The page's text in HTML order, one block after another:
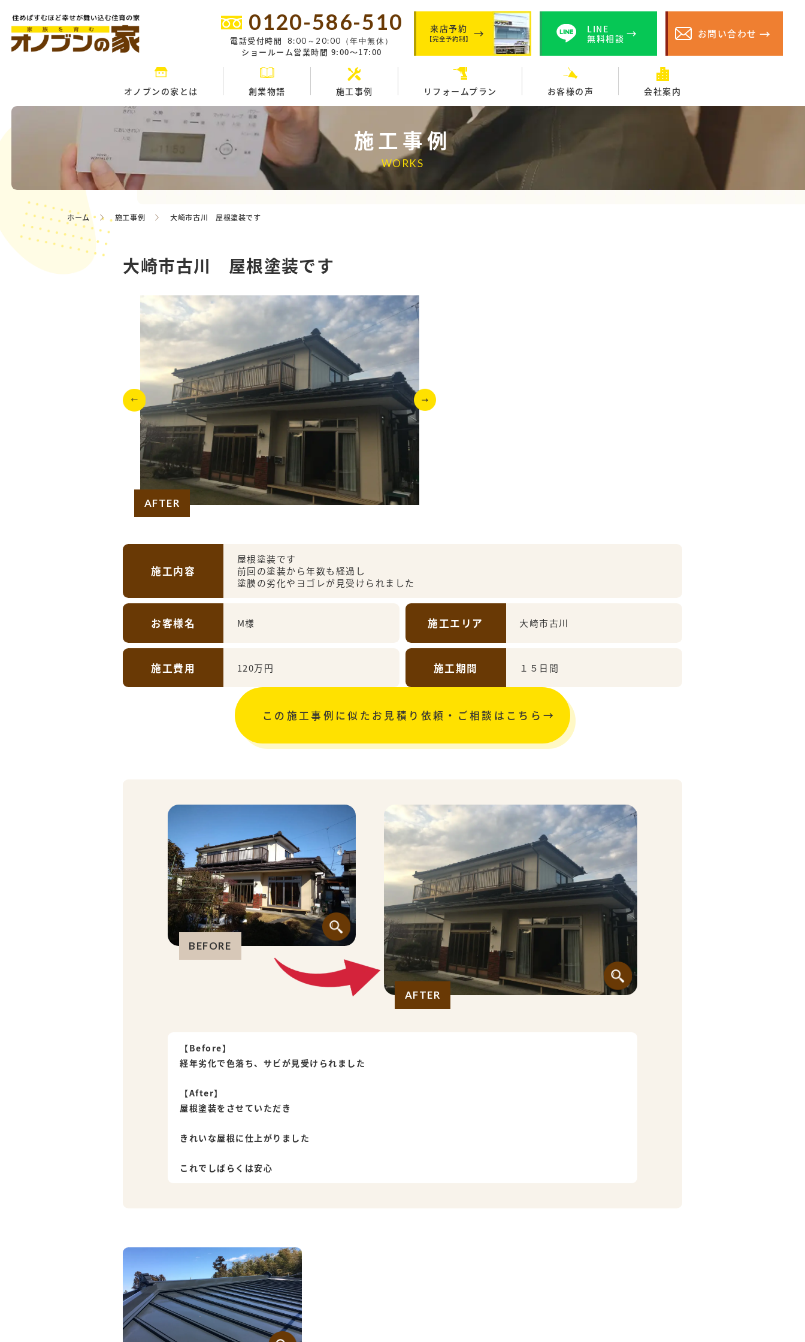
0120-586-510
電話受付時間 8:00～20:00（年中無休）
ショールーム営業時間 9:00～17:00
来店予約
【完全予約制】
LINE
無料相談
お問い合わせ
オノブンの家とは 創業物語 施工事例 リフォームプラン お客様の声 会社案内
施工事例
WORKS
ホーム 施工事例 大崎市古川 屋根塗装です
大崎市古川 屋根塗装です
AFTER
施工内容
屋根塗装です
前回の塗装から年数も経過し
塗膜の劣化やヨゴレが見受けられました
お客様名 M様 施工エリア 大崎市古川
施工費用 120万円 施工期間 １５日間
この施工事例に似た お見積り依頼・ご相談はこちら
BEFORE
AFTER
【Before】
経年劣化で色落ち、サビが見受けられました
【After】
屋根塗装をさせていただき
きれいな屋根に仕上がりました
これでしばらくは安心